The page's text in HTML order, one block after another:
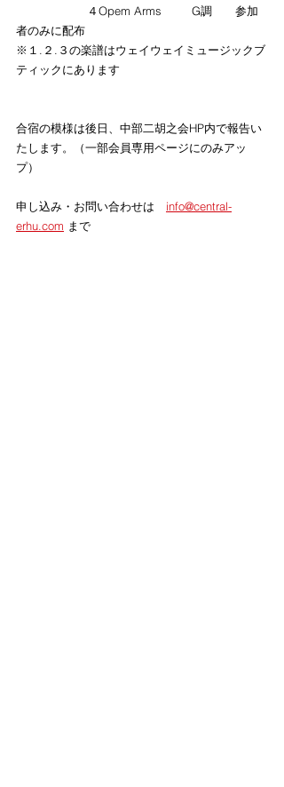
者のみに配布
※１.２.３の楽譜はウェイウェイミュージックブ
ティックにあります
合宿の模様は後日、中部二胡之会HP内で報告い
たします。（一部会員専用ページにのみアッ
プ）
申し込み・お問い合わせは info@central-
erhu.com まで